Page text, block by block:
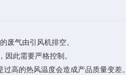
废气由引风机排空。
此需要严格控制。
高的热风温度会造成产品质量变差。